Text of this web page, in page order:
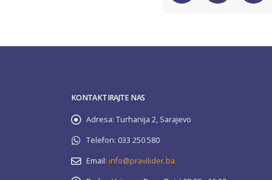
KONTAKTIRAJTE NAS
Adresa: Turhanija 2, Sarajevo
Telefon: 033 250 580
Email: info@pravilider.ba